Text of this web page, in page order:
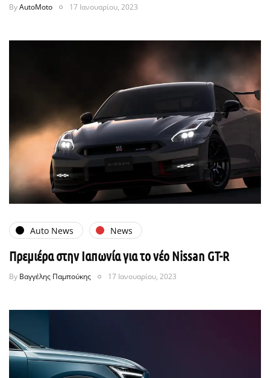
ByAutoMoto 17 Ιανουαρίου, 2023
Auto News News
Πρεμιέρα στην Ιαπωνία για το νέο Nissan GT-R
By Βαγγέλης Παμπούκης 17 Ιανουαρίου, 2023